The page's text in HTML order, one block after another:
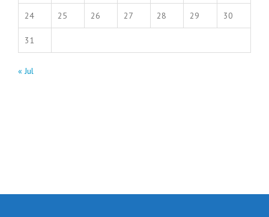
24 25 26 27 28 29 30
31
« Jul